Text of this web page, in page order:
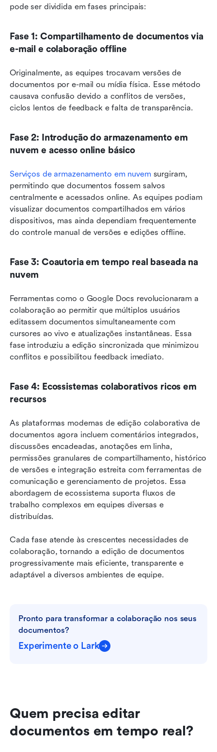
pode ser dividida em fases principais:
Fase 1: Compartilhamento de documentos via
e-mail e colaboração offline
Originalmente, as equipes trocavam versões de
documentos por e-mail ou mídia física. Esse método
causava confusão devido a conflitos de versões,
ciclos lentos de feedback e falta de transparência.
Fase 2: Introdução do armazenamento em
nuvem e acesso online básico
Serviços de armazenamento em nuvem surgiram,
permitindo que documentos fossem salvos
centralmente e acessados online. As equipes podiam
visualizar documentos compartilhados em vários
dispositivos, mas ainda dependiam frequentemente
do controle manual de versões e edições offline.
Fase 3: Coautoria em tempo real baseada na
nuvem
Ferramentas como o Google Docs revolucionaram a
colaboração ao permitir que múltiplos usuários
editassem documentos simultaneamente com
cursores ao vivo e atualizações instantâneas. Essa
fase introduziu a edição sincronizada que minimizou
conflitos e possibilitou feedback imediato.
Fase 4: Ecossistemas colaborativos ricos em
recursos
As plataformas modernas de edição colaborativa de
documentos agora incluem comentários integrados,
discussões encadeadas, anotações em linha,
permissões granulares de compartilhamento, histórico
de versões e integração estreita com ferramentas de
comunicação e gerenciamento de projetos. Essa
abordagem de ecossistema suporta fluxos de
trabalho complexos em equipes diversas e
distribuídas.
Cada fase atende às crescentes necessidades de
colaboração, tornando a edição de documentos
progressivamente mais eficiente, transparente e
adaptável a diversos ambientes de equipe.
Pronto para transformar a colaboração nos seus
documentos?
Experimente o Lark
Quem precisa editar
documentos em tempo real?